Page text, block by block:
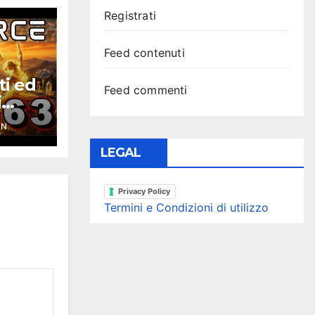
ed
Registrati
Feed contenuti
Feed commenti
LEGAL
Privacy Policy
Termini e Condizioni di utilizzo